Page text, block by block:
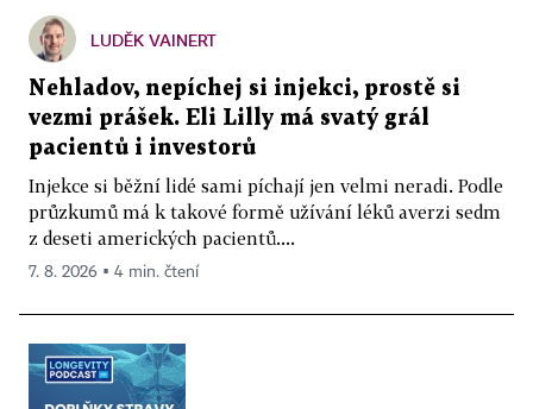
LUDĚK VAINERT
Nehladov, nepíchej si injekci, prostě si
vezmi prášek. Eli Lilly má svatý grál
pacientů i investorů
Injekce si běžní lidé sami píchají jen velmi neradi. Podle
průzkumů má k takové formě užívání léků averzi sedm
z deseti amerických pacientů....
7. 8. 2026 ▪ 4 min. čtení